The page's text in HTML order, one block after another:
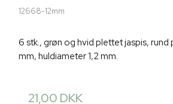
12668-12mm
6 stk., grøn og hvid plettet jaspis, rund
mm, huldiameter 1,2 mm.
21,00 DKK